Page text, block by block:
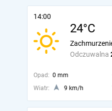
14:00
24°C
Odczuwalna
Opad: 0 mm
Wiatr:
9 km/h